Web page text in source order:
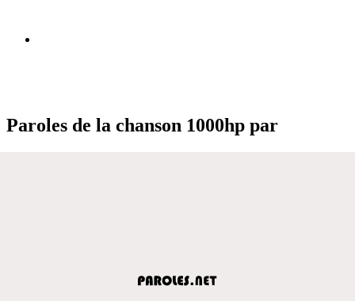
Paroles de la chanson 1000hp par